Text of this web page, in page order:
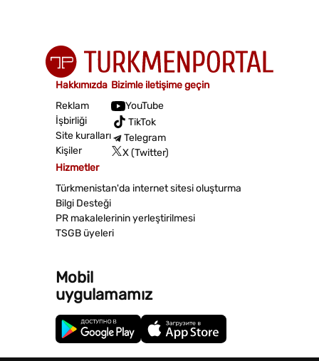
Hakkımızda
Reklam
İşbirliği
Site kuralları
Kişiler
Bizimle iletişime geçin
YouTube
TikTok
Telegram
X (Twitter)
Hizmetler
Türkmenistan'da internet sitesi oluşturma
Bilgi Desteği
PR makalelerinin yerleştirilmesi
TSGB üyeleri
Mobil
uygulamamız